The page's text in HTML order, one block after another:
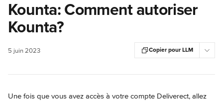
Kounta: Comment autoriser
Kounta?
5 juin 2023 Copier pour LLM
Une fois que vous avez accès à votre compte Deliverect, allez